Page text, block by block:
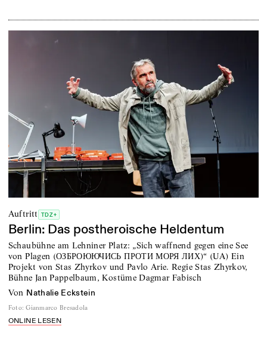
Auftritt TDZ+
Berlin: Das postheroische Heldentum
Schaubühne am Lehniner Platz: „Sich waffnend gegen eine See
von Plagen (ОЗБРОЮЮЧИСЬ ПРОТИ МОРЯ ЛИХ)“ (UA) Ein
Projekt von Stas Zhyrkov und Pavlo Arie. Regie Stas Zhyrkov,
Bühne Jan Pappelbaum, Kostüme Dagmar Fabisch
von Nathalie Eckstein
Foto: Gianmarco Bresadola
ONLINE LESEN